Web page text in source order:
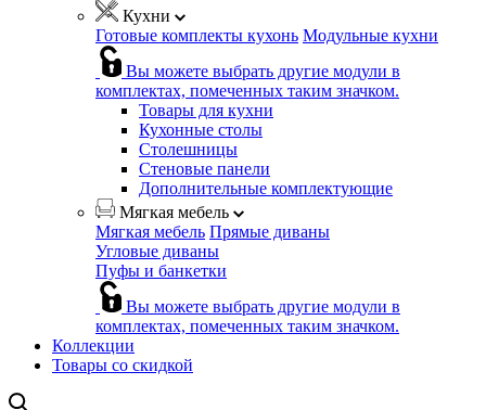
Кухни
Готовые комплекты кухонь Модульные кухни
Вы можете выбрать другие модули в
комплектах, помеченных таким значком.
Товары для кухни
Кухонные столы
Столешницы
Стеновые панели
Дополнительные комплектующие
Мягкая мебель
Мягкая мебель Прямые диваны
Угловые диваны
Пуфы и банкетки
Вы можете выбрать другие модули в
комплектах, помеченных таким значком.
Коллекции
Товары со скидкой